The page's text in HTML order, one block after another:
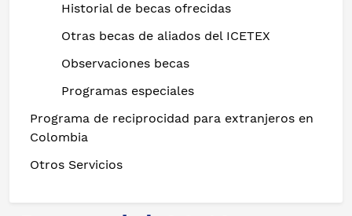
Historial de becas ofrecidas
Otras becas de aliados del ICETEX
Observaciones becas
Programas especiales
Programa de reciprocidad para extranjeros en
Colombia
Otros Servicios